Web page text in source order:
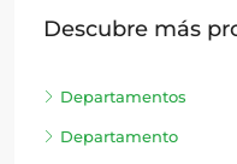
Descubre más
Departamentos
Departamento